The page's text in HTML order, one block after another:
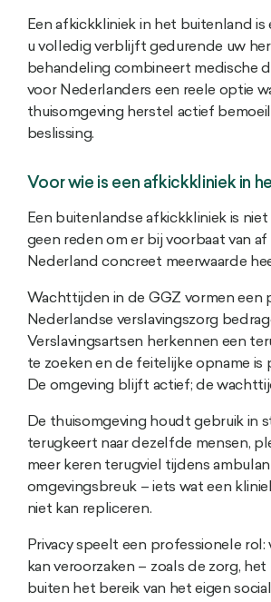
Een afkickkliniek in het buitenland
u volledig verblijft gedurende uw
behandeling combineert medische
voor Nederlanders een reele optie
thuisomgeving herstel actief
beslissing.
Voor wie is een afkickkliniek in
Een buitenlandse afkickkliniek is
geen reden om er bij voorbaat van
Nederland concreet meerwaarde
Wachttijden in de GGZ vormen een
Nederlandse verslavingszorg
Verslavingsartsen herkennen een
te zoeken en de feitelijke opname is
De omgeving blijft actief; de
De thuisomgeving houdt gebruik in
terugkeert naar dezelfde mensen,
meer keren terugviel tijdens
omgevingsbreuk – iets wat een
niet kan repliceren.
Privacy speelt een professionele
kan veroorzaken – zoals de zorg,
buiten het bereik van het eigen